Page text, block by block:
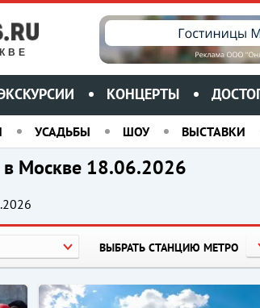
КОНЦЕРТЫ
УСАДЬБЫ ШОУ ВЫСТАВКИ
Москве 18.06.2026
ВЫБРАТЬ СТАНЦИЮ МЕТРО